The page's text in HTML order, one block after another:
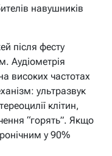
навушників
після фесту
Аудіометрія
високих частотах
ультразвук
клітин,
“горять”. Якщо
у 90%